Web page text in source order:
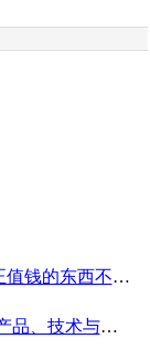
拆解 Palantir 的 Ontology——FDE 真正值钱的东西不是写代码，是给数据穿上业务的衣服
Palantir到底强在哪里？一文看懂它的产品、技术与服务体系